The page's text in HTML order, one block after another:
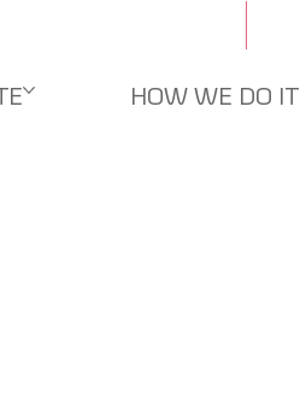
HOW WE DO IT